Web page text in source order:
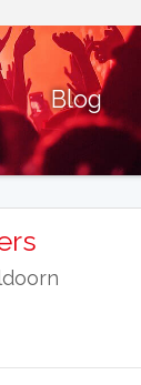
Blog